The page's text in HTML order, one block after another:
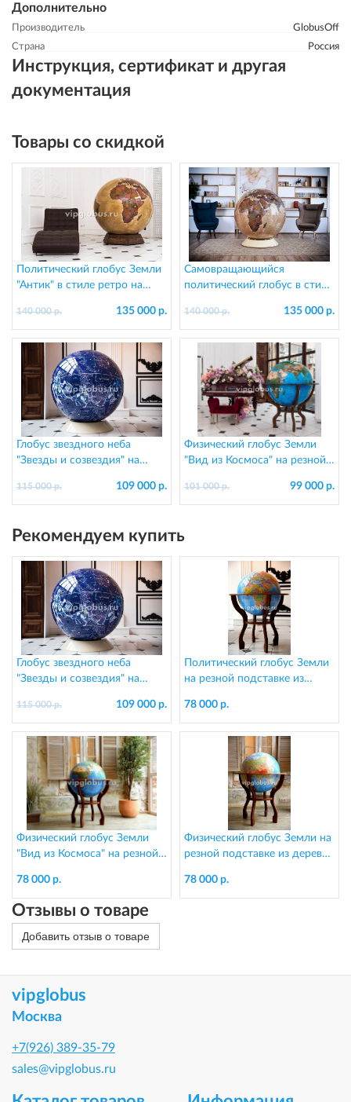
Дополнительно
Производитель
GlobusOff
Страна
Россия
Инструкция, сертификат и другая
документация
Товары со скидкой
Политический глобус Земли
"Антик" в стиле ретро на
см
135 000 р.
140 000 р.
Самовращающийся
политический глобус в стиле
пластиковой подставке135 000 р.
140 000 р.
Глобус звездного неба
"Звезды и созвездия" на
d=130 см
109 000 р.
115 000 р.
Физический глобус Земли
"Вид из Космоса" на резной
см
99 000 р.
101 000 р.
Рекомендуем купить
Глобус звездного неба
"Звезды и созвездия" на
d=130 см
109 000 р.
115 000 р.
Политический глобус Земли
на резной подставке из
78 000 р.
Физический глобус Земли
"Вид из Космоса" на резной
см
78 000 р.
Физический глобус Земли на
резной подставке из дерева,
78 000 р.
Отзывы о товаре
Добавить отзыв о товаре
vipglobus
Москва
+7(926) 389-35-79
sales@vipglobus.ru